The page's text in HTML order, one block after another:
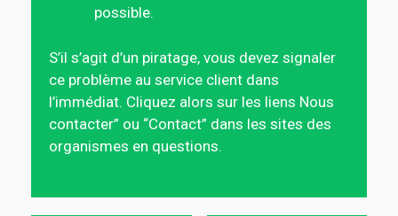
possible.
S’il s’agit d’un piratage, vous devez signaler
ce problème au service client dans
l’immédiat. Cliquez alors sur les liens Nous
contacter” ou “Contact” dans les sites des
organismes en questions.